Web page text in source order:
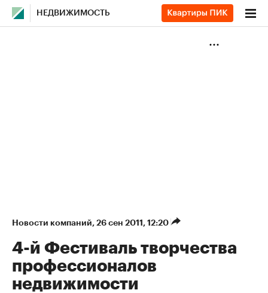
НЕДВИЖИМОСТЬ
Новости компаний⁠, 26 сен 2011, 12:20
4-й Фестиваль творчества
профессионалов
недвижимости